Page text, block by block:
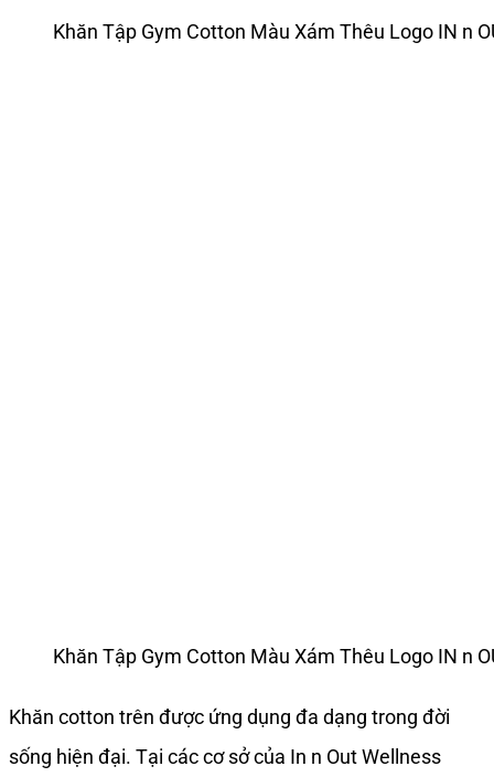
Khăn Tập Gym Cotton Màu Xám Thêu Logo IN n
Khăn Tập Gym Cotton Màu Xám Thêu Logo IN n
Khăn cotton trên được ứng dụng đa dạng trong đời
sống hiện đại. Tại các cơ sở của In n Out Wellness